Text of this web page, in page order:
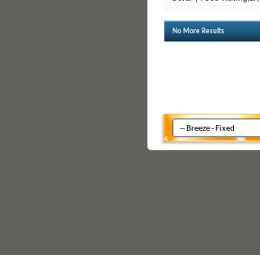
No More Results